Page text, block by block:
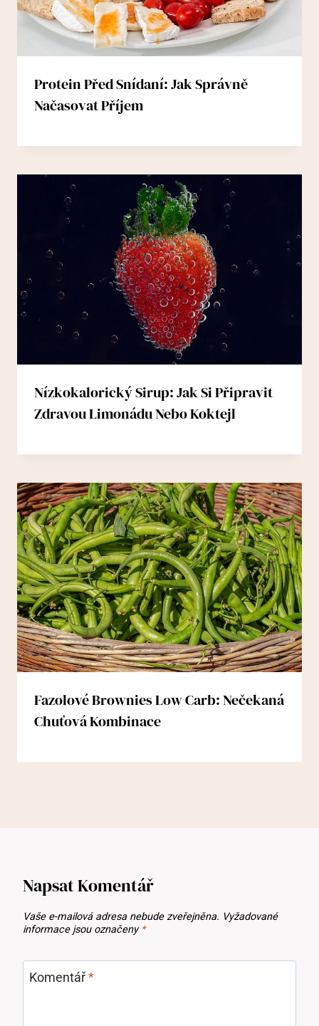
Protein Před Snídaní: Jak Správně
Načasovat Příjem
Nízkokalorický Sirup: Jak Si Připravit
Zdravou Limonádu Nebo Koktejl
Fazolové Brownies Low Carb: Nečekaná
Chuťová Kombinace
Napsat Komentář
Vaše e-mailová adresa nebude zveřejněna. Vyžadované
informace jsou označeny *
Komentář*